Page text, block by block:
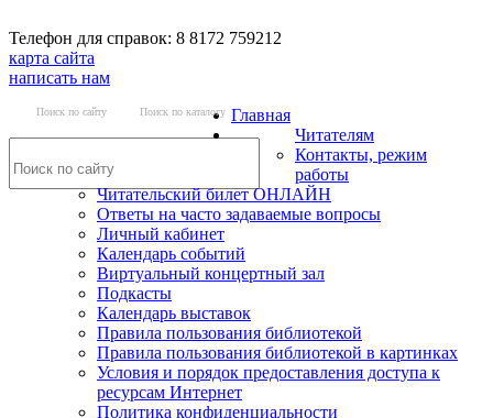
Телефон для справок: 8 8172 759212
карта сайта
написать нам
Поиск по сайту Поиск по каталогу Главная
Читателям
Контакты, режим
работы
Читательский билет ОНЛАЙН
Ответы на часто задаваемые вопросы
Личный кабинет
Календарь событий
Виртуальный концертный зал
Подкасты
Календарь выставок
Правила пользования библиотекой
Правила пользования библиотекой в картинках
Условия и порядок предоставления доступа к
ресурсам Интернет
Политика конфиденциальности